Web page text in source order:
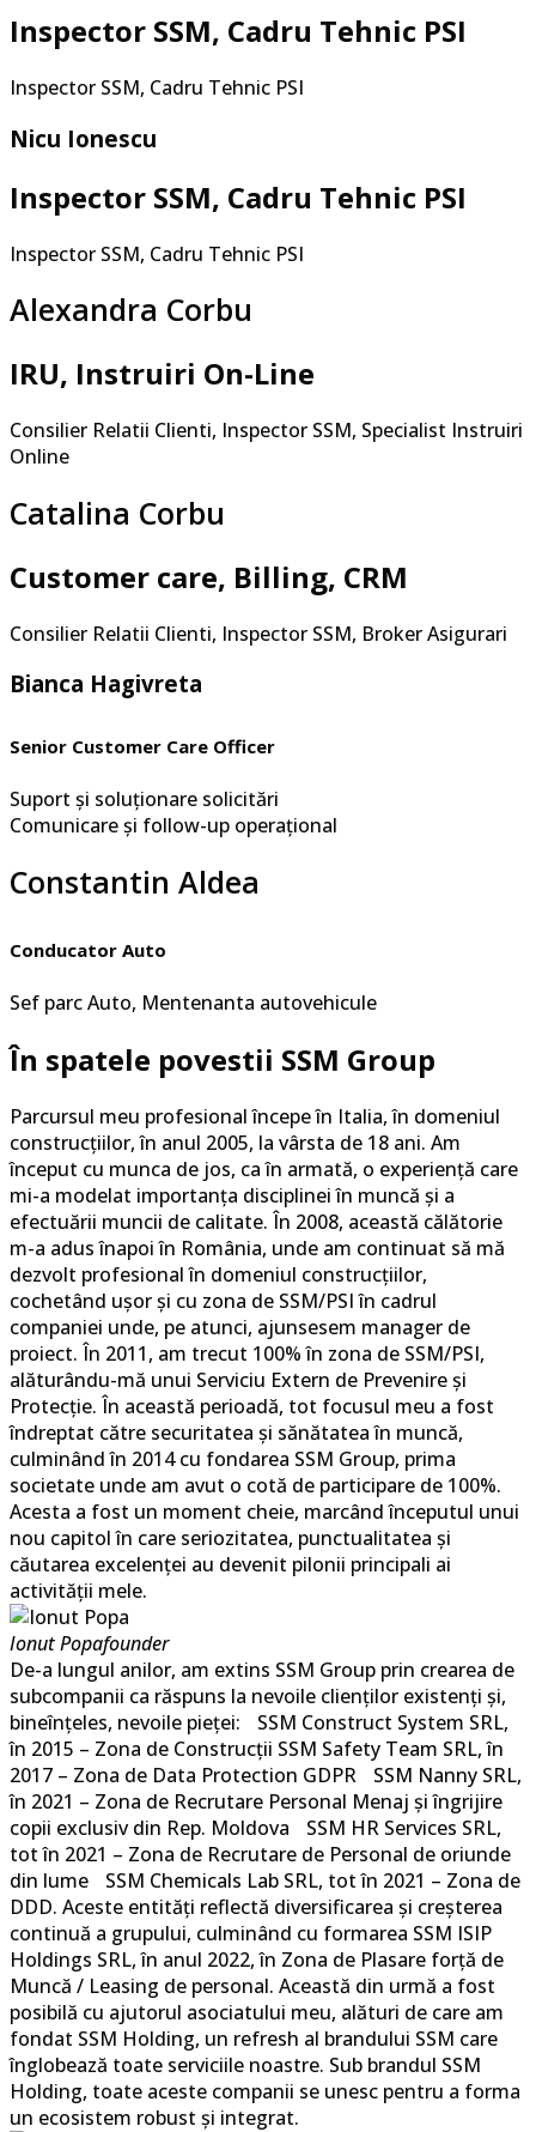
Inspector SSM, Cadru Tehnic PSI
Inspector SSM, Cadru Tehnic PSI
Nicu Ionescu
Inspector SSM, Cadru Tehnic PSI
Inspector SSM, Cadru Tehnic PSI
Alexandra Corbu
IRU, Instruiri On-Line
Consilier Relatii Clienti, Inspector SSM, Specialist Instruiri
Online
Catalina Corbu
Customer care, Billing, CRM
Consilier Relatii Clienti, Inspector SSM, Broker Asigurari
Bianca Hagivreta
Senior Customer Care Officer
Suport și soluționare solicitări
Comunicare și follow-up operațional
Constantin Aldea
Conducator Auto
Sef parc Auto, Mentenanta autovehicule
În spatele povestii SSM Group
Parcursul meu profesional începe în Italia, în domeniul
construcțiilor, în anul 2005, la vârsta de 18 ani. Am
început cu munca de jos, ca în armată, o experiență care
mi-a modelat importanța disciplinei în muncă și a
efectuării muncii de calitate. În 2008, această călătorie
m-a adus înapoi în România, unde am continuat să mă
dezvolt profesional în domeniul construcțiilor,
cochetând ușor și cu zona de SSM/PSI în cadrul
companiei unde, pe atunci, ajunsesem manager de
proiect. În 2011, am trecut 100% în zona de SSM/PSI,
alăturându-mă unui Serviciu Extern de Prevenire și
Protecție. În această perioadă, tot focusul meu a fost
îndreptat către securitatea și sănătatea în muncă,
culminând în 2014 cu fondarea SSM Group, prima
societate unde am avut o cotă de participare de 100%.
Acesta a fost un moment cheie, marcând începutul unui
nou capitol în care seriozitatea, punctualitatea și
căutarea excelenței au devenit pilonii principali ai
activității mele.
Ionut Popafounder
De-a lungul anilor, am extins SSM Group prin crearea de
subcompanii ca răspuns la nevoile clienților existenți și,
bineînțeles, nevoile pieței: SSM Construct System SRL,
în 2015 – Zona de Construcții SSM Safety Team SRL, în
2017 – Zona de Data Protection GDPR SSM Nanny SRL,
în 2021 – Zona de Recrutare Personal Menaj și îngrijire
copii exclusiv din Rep. Moldova SSM HR Services SRL,
tot în 2021 – Zona de Recrutare de Personal de oriunde
din lume SSM Chemicals Lab SRL, tot în 2021 – Zona de
DDD. Aceste entități reflectă diversificarea și creșterea
continuă a grupului, culminând cu formarea SSM ISIP
Holdings SRL, în anul 2022, în Zona de Plasare forță de
Muncă / Leasing de personal. Această din urmă a fost
posibilă cu ajutorul asociatului meu, alături de care am
fondat SSM Holding, un refresh al brandului SSM care
înglobează toate serviciile noastre. Sub brandul SSM
Holding, toate aceste companii se unesc pentru a forma
un ecosistem robust și integrat.